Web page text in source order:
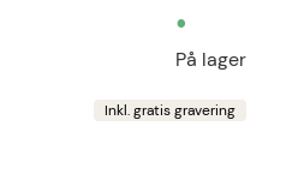
•
På lager
Inkl. gratis gravering